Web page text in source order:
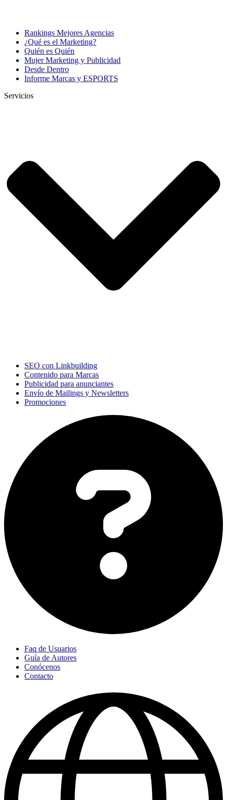
Rankings Mejores Agencias
¿Qué es el Marketing?
Quién es Quién
Mujer Marketing y Publicidad
Desde Dentro
Informe Marcas y ESPORTS
Servicios
SEO con Linkbuilding
Contenido para Marcas
Publicidad para anunciantes
Envío de Mailings y Newsletters
Promociones
Faq de Usuarios
Guía de Autores
Conócenos
Contacto